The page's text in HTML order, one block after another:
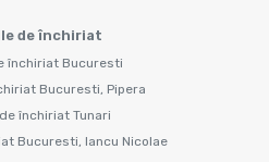
de închiriat
închiriat Bucuresti
Bucuresti, Pipera
închiriat Tunari
Bucuresti, Iancu Nicolae